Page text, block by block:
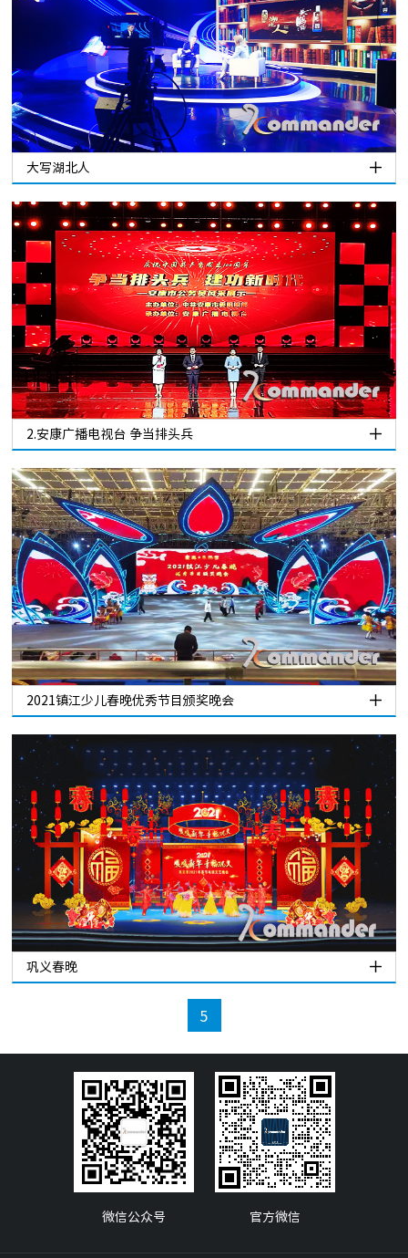
大写湖北人
2.安康广播电视台 争当排头兵
2021镇江少儿春晚优秀节目颁奖晚会
巩义春晚
5
微信公众号 官方微信